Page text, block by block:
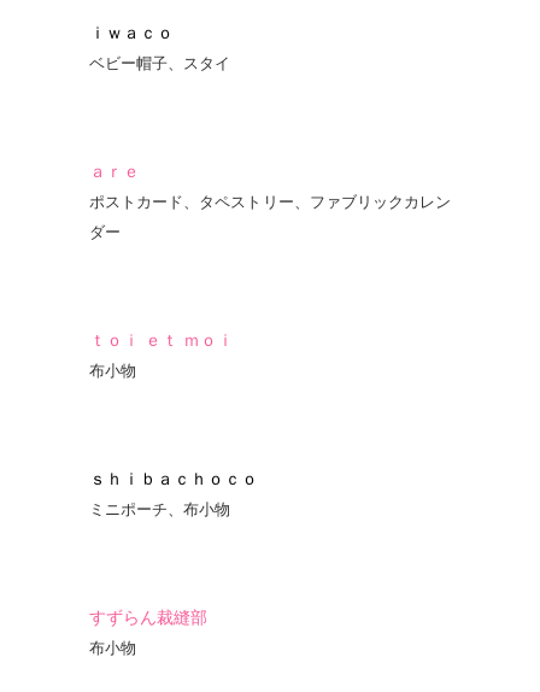
ｉｗａｃｏ
ベビー帽子、スタイ
ａｒｅ
ポストカード、タペストリー、ファブリックカレン
ダー
ｔｏｉ ｅｔ ｍｏｉ
布小物
ｓｈｉｂａｃｈｏｃｏ
ミニポーチ、布小物
すずらん裁縫部
布小物